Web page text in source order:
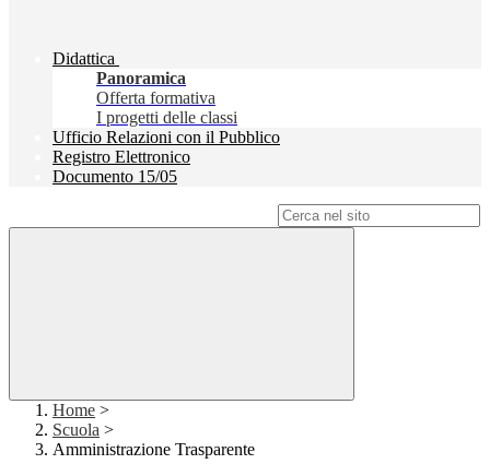
Didattica
Panoramica
Offerta formativa
I progetti delle classi
Ufficio Relazioni con il Pubblico
Registro Elettronico
Documento 15/05
Home >
Scuola >
Amministrazione Trasparente